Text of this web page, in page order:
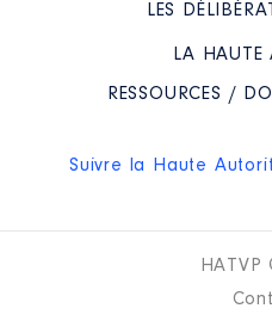
LES
LA HAUTE
RESSOURCES /
Suivre la Haute